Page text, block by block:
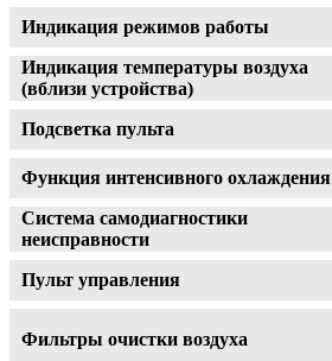
Индикация режимов работы
Индикация температуры воздуха
(вблизи устройства)
Подсветка пульта
Функция интенсивного охлаждения
Система самодиагностики
неисправности
Пульт управления
Фильтры очистки воздуха